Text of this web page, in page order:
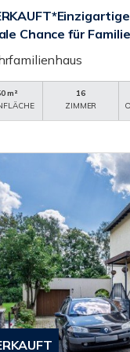
Chance für
m²
16
ZIMMER